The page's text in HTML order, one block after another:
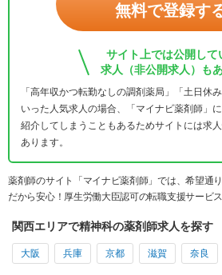
無料で登録す
サイト上では公開して
求人（非公開求人）も
「高年収かつ転勤なしの調剤薬局」「土日休
いった人気求人の場合、「マイナビ薬剤師」
紹介してしまうこともあるためサイトには求
あります。
薬剤師のサイト「マイナビ薬剤師」では、希望通
だから安心！厚生労働大臣認可の転職支援サービス
関西エリアで精神科の薬剤師求人を探す
大阪 兵庫 京都 滋賀 奈良